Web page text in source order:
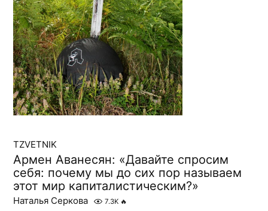
TZVETNIK
Армен Аванесян: «Давайте спросим
себя: почему мы до сих пор называем
этот мир капиталистическим?»
Наталья Серкова 7.3K 🔥